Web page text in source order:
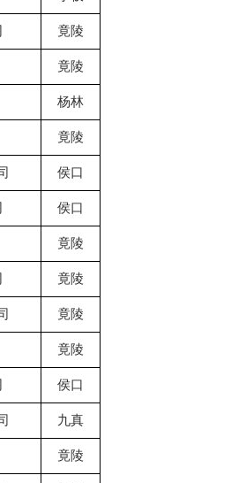
竟陵
竟陵
杨林
竟陵
侯口
侯口
竟陵
竟陵
竟陵
竟陵
侯口
九真
竟陵